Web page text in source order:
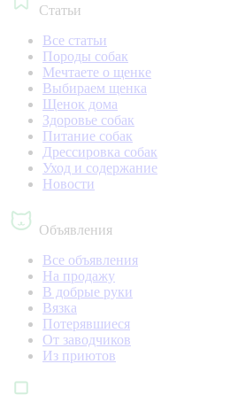
Статьи
Все статьи
Породы собак
Мечтаете о щенке
Выбираем щенка
Щенок дома
Здоровье собак
Питание собак
Дрессировка собак
Уход и содержание
Новости
Объявления
Все объявления
На продажу
В добрые руки
Вязка
Потерявшиеся
От заводчиков
Из приютов